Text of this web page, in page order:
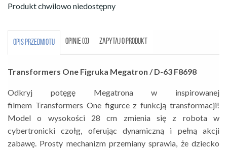
Produkt chwilowo niedostępny
OPIS PRZEDMIOTU OPINIE (0) ZAPYTAJ O PRODUKT
Transformers One Figruka Megatron / D-63 F8698
Odkryj potęgę Megatrona w inspirowanej
filmem Transformers Onefigurce z funkcją transformacji!
Model o wysokości 28 cm zmienia się z robota w
cybertronicki czołg, oferując dynamiczną i pełną akcji
zabawę. Prosty mechanizm przemiany sprawia, że dziecko